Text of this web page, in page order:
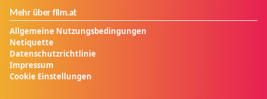
Mehr über film.at
Allgemeine Nutzungsbedingungen
Netiquette
Datenschutzrichtlinie
Impressum
Cookie Einstellungen